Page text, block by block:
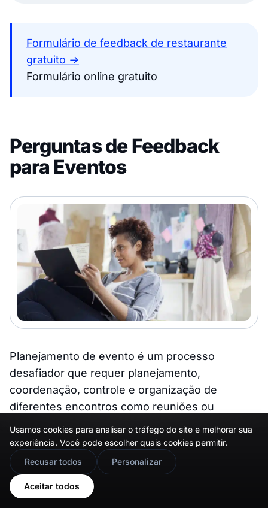
Formulário de feedback de restaurante
gratuito →
Formulário online gratuito
Perguntas de Feedback
para Eventos
Planejamento de evento é um processo
desafiador que requer planejamento,
coordenação, controle e organização de
diferentes encontros como reuniões ou
convenções que incluem muitos participantes.
É um trabalho cheio que precisa que você dê o
melhor de si para organizar uma experiência de
primeira linha para todos.
Usamos cookies para analisar o tráfego do site e melhorar sua
experiência. Você pode escolher quais cookies permitir.
Recusar todos
Personalizar
Aceitar todos
🇬🇧 Would you prefer this site in English?
View in English